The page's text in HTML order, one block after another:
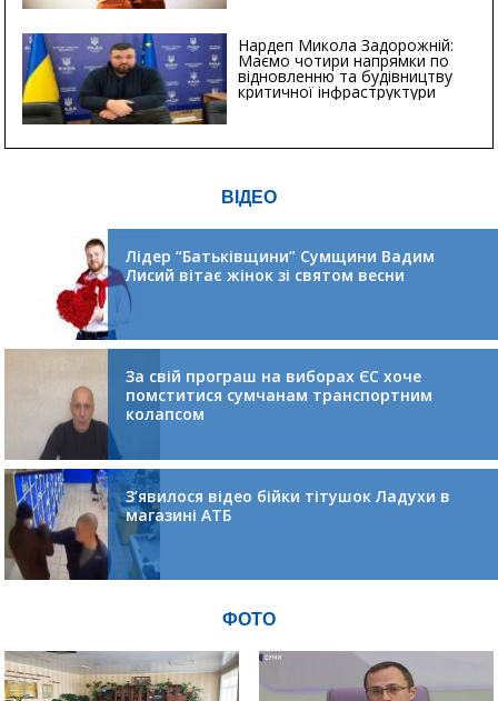
Нардеп Микола Задорожній:
Маємо чотири напрямки по
відновленню та будівництву
критичної інфраструктури
ВІДЕО
Лідер “Батьківщини” Сумщини Вадим
Лисий вітає жінок зі святом весни
За свій програш на виборах ЄС хоче
помститися сумчанам транспортним
колапсом
З’явилося відео бійки тітушок Ладухи в
магазині АТБ
ФОТО